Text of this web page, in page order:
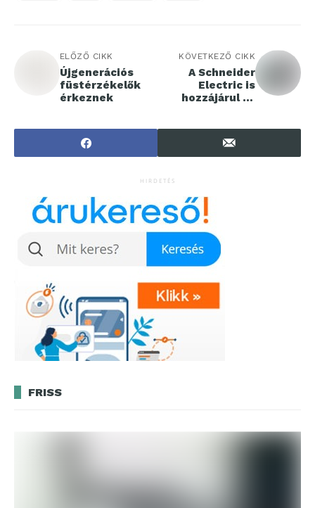
ELŐZŐ CIKK
Újgenerációs
füstérzékelők
érkeznek
KÖVETKEZŐ CIKK
A Schneider
Electric is
hozzájárul az
átalakulását
felpörgető
HIRDETÉS
FRISS